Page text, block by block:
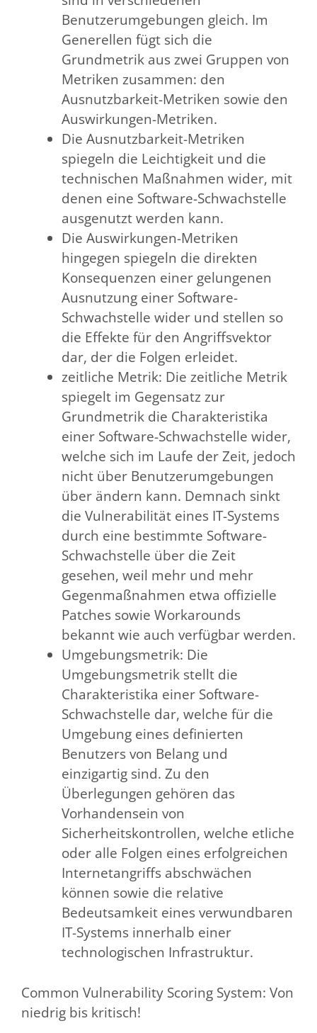
Benutzerumgebungen gleich. Im
Generellen fügt sich die
Grundmetrik aus zwei Gruppen von
Metriken zusammen: den
Ausnutzbarkeit-Metriken sowie den
Auswirkungen-Metriken.
Die Ausnutzbarkeit-Metriken
spiegeln die Leichtigkeit und die
technischen Maßnahmen wider, mit
denen eine Software-Schwachstelle
ausgenutzt werden kann.
Die Auswirkungen-Metriken
hingegen spiegeln die direkten
Konsequenzen einer gelungenen
Ausnutzung einer Software-
Schwachstelle wider und stellen so
die Effekte für den Angriffsvektor
dar, der die Folgen erleidet.
zeitliche Metrik: Die zeitliche Metrik
spiegelt im Gegensatz zur
Grundmetrik die Charakteristika
einer Software-Schwachstelle wider,
welche sich im Laufe der Zeit, jedoch
nicht über Benutzerumgebungen
über ändern kann. Demnach sinkt
die Vulnerabilität eines IT-Systems
durch eine bestimmte Software-
Schwachstelle über die Zeit
gesehen, weil mehr und mehr
Gegenmaßnahmen etwa offizielle
Patches sowie Workarounds
bekannt wie auch verfügbar werden.
Umgebungsmetrik: Die
Umgebungsmetrik stellt die
Charakteristika einer Software-
Schwachstelle dar, welche für die
Umgebung eines definierten
Benutzers von Belang und
einzigartig sind. Zu den
Überlegungen gehören das
Vorhandensein von
Sicherheitskontrollen, welche etliche
oder alle Folgen eines erfolgreichen
Internetangriffs abschwächen
können sowie die relative
Bedeutsamkeit eines verwundbaren
IT-Systems innerhalb einer
technologischen Infrastruktur.
Common Vulnerability Scoring System: Von
niedrig bis kritisch!